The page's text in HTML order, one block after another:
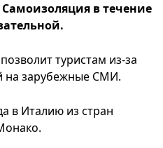
в течение
туристам из-за
на зарубежные СМИ.
в Италию из стран